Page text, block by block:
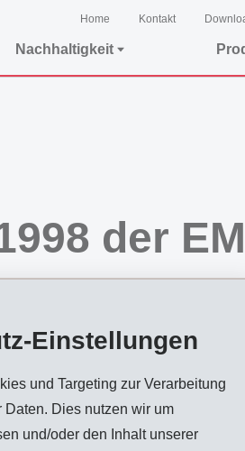
Einstellungen
und Targeting zur Verarbeitung
Dies nutzen wir um
und/oder den Inhalt unserer
Home Kontakt
Nachhaltigkeit
der
vom 22. August 1998 allen
sämtlicher Aktienstimmen.